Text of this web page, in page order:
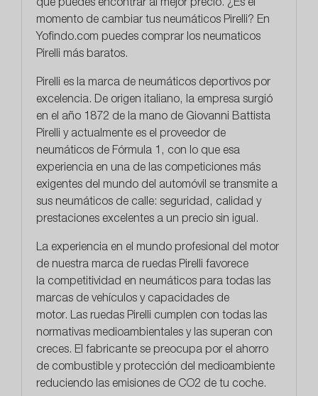
que puedes encontrar al mejor precio. ¿Es el
momento de cambiar tus neumáticos Pirelli? En
Yofindo.com puedes comprar los neumaticos
Pirelli más baratos.
Pirelli es la marca de neumáticos deportivos por
excelencia. De origen italiano, la empresa surgió
en el año 1872 de la mano de Giovanni Battista
Pirelli y actualmente es el proveedor de
neumáticos de Fórmula 1, con lo que esa
experiencia en una de las competiciones más
exigentes del mundo del automóvil se transmite a
sus neumáticos de calle: seguridad, calidad y
prestaciones excelentes a un precio sin igual.
La experiencia en el mundo profesional del motor
de nuestra marca de ruedas Pirelli favorece
la competitividad en neumáticos para todas las
marcas de vehículos y capacidades de
motor. Las ruedas Pirelli cumplen con todas las
normativas medioambientales y las superan con
creces. El fabricante se preocupa por el ahorro
de combustible y protección del medioambiente
reduciendo las emisiones de CO2 de tu coche.